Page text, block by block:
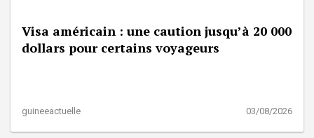
Visa américain : une caution jusqu’à 20 000
dollars pour certains voyageurs
guineeactuelle 03/08/2026